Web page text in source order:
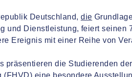
Deutschland,die
und Dienstleistung, feiert seinen
Ereignis mit einer Reihe von
präsentieren die Studierenden
eine besondere